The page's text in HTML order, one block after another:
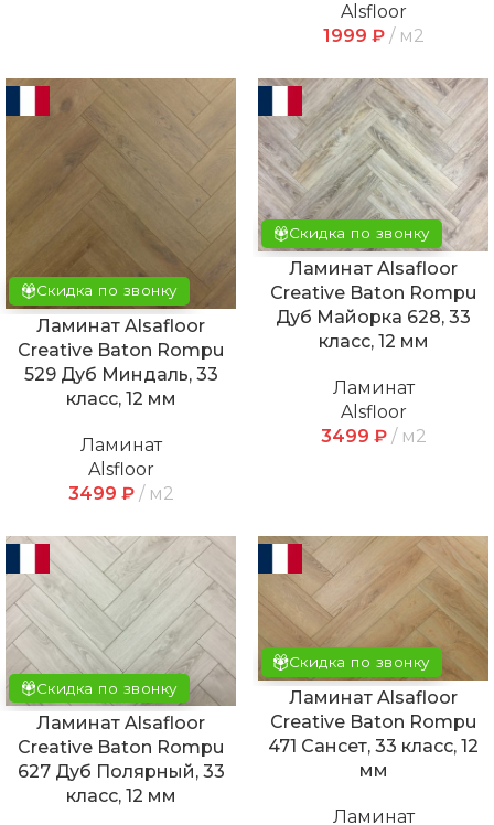
Alsfloor
1999 ₽ м2
Скидка по звонку
Ламинат Alsafloor
Creative Baton Rompu
529 Дуб Миндаль, 33
класс, 12 мм
Ламинат
Alsfloor
3499 ₽ м2
Скидка по звонку
Ламинат Alsafloor
Creative Baton Rompu
Дуб Майорка 628, 33
класс, 12 мм
Ламинат
Alsfloor
3499 ₽ м2
Скидка по звонку
Ламинат Alsafloor
Creative Baton Rompu
627 Дуб Полярный, 33
класс, 12 мм
Скидка по звонку
Ламинат Alsafloor
Creative Baton Rompu
471 Сансет, 33 класс, 12
мм
Ламинат